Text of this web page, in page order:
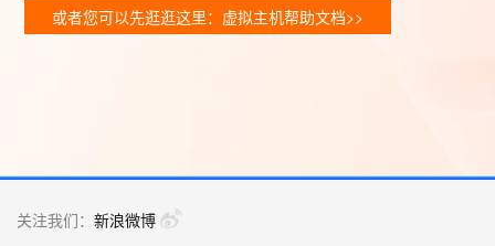
或者您可以先逛逛这里：虚拟主机帮助文档>>